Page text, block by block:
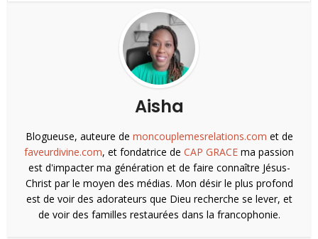
Aisha
Blogueuse, auteure de moncouplemesrelations.com et de
faveurdivine.com, et fondatrice de CAP GRACE ma passion
est d'impacter ma génération et de faire connaître Jésus-
Christ par le moyen des médias. Mon désir le plus profond
est de voir des adorateurs que Dieu recherche se lever, et
de voir des familles restaurées dans la francophonie.